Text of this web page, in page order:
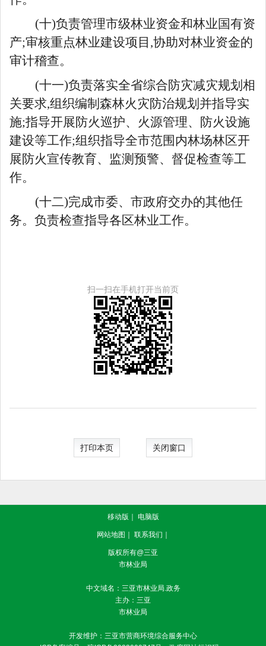
(十)负责管理市级林业资金和林业国有资
产;审核重点林业建设项目,协助对林业资金的
审计稽查。
(十一)负责落实全省综合防灾减灾规划相
关要求,组织编制森林火灾防治规划并指导实
施;指导开展防火巡护、火源管理、防火设施
建设等工作;组织指导全市范围内林场林区开
展防火宣传教育、监测预警、督促检查等工
作。
(十二)完成市委、市政府交办的其他任
务。负责检查指导各区林业工作。
扫一扫在手机打开当前页
打印本页 关闭窗口
移动版 ｜ 电脑版
网站地图 ｜ 联系我们 ｜
版权所有@三亚
市林业局
中文域名：三亚市林业局.政务
主办：三亚
市林业局
开发维护：三亚市营商环境综合服务中心